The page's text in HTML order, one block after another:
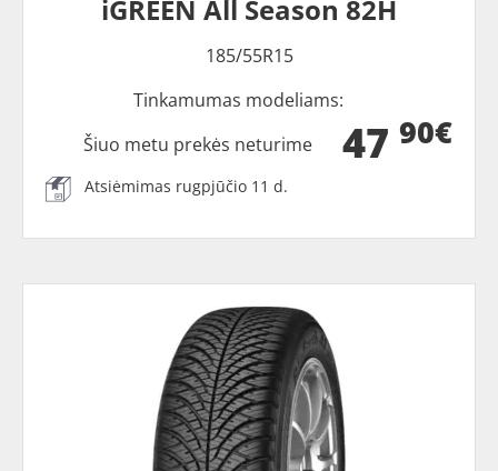
iGREEN All Season 82H
185/55R15
Tinkamumas modeliams:
47 90€
Šiuo metu prekės neturime
Atsiėmimas rugpjūčio 11 d.